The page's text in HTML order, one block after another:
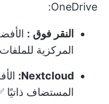
OneDrive:
النقر فوق :
المركزية
Nextcloud:
المستضاف ذاتيًا